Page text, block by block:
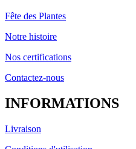
Fête des Plantes
Notre histoire
Nos certifications
Contactez-nous
INFORMATIONS
Livraison